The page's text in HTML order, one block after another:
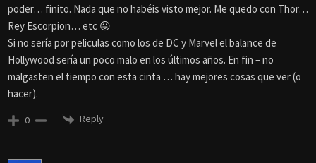
poder… finito. Nada que no habéis visto mejor. Me quedo con Thor…
Rey Escorpion… etc 😛
Si no sería por peliculas como los de DC y Marvel el balance de
Hollywood sería un poco malo en los últimos años. En fin – no
malgasten el tiempo con esta cinta … hay mejores cosas que ver (o
hacer).
0 Reply